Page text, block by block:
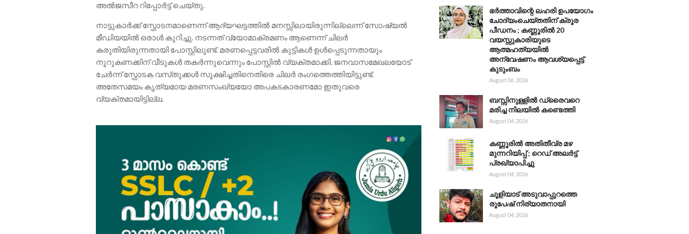
അൽജസീറ റിപ്പോർട്ട് ചെയ്തു.
നാട്ടുകാർക്ക് സ്ഫോടനമാണെന്ന് ആദ്യഘട്ടത്തിൽ മനസ്സിലായിരുന്നില്ലെന്ന് സോഷ്യൽ
മീഡിയയിൽ ഒരാൾ കുറിച്ചു. നടന്നത് വ്യോമാക്രമണം ആണെന്ന് ചിലർ
കരുതിയിരുന്നതായി പോസ്റ്റിലുണ്ട്. മരണപ്പെട്ടവരിൽ കുട്ടികൾ ഉൾപ്പെടുന്നതായും
നൂറുകണക്കിന് വീടുകൾ തകർന്നുവെന്നും പോസ്റ്റിൽ വ്യക്തമാക്കി. ജനവാസമേഖലയോട്
ചേർന്ന് സ്ഫോടക വസ്‌തുക്കൾ സൂക്ഷിച്ചതിനെതിരെ ചിലർ രംഗത്തെത്തിയിട്ടുണ്ട്.
അതേസമയം കൃത്യമായ മരണസംഖ്യയോ അപകടകാരണമോ ഇതുവരെ
വ്യക്തമായിട്ടില്ല.
ഭർത്താവിന്റെ ലഹരി ഉപയോഗം
ചോദ്യംചെയ്തതിന് ക്രൂര
പീഡനം ; കണ്ണൂരിൽ 20
വയസ്സുകാരിയുടെ
ആത്മഹത്യയിൽ
അന്വേഷണം ആവശ്യപ്പെട്ട്
കുടുംബം
August 06, 2026
ബസ്സിനുള്ളിൽ ഡ്രൈവറെ
മരിച്ച നിലയിൽ കണ്ടെത്തി
August 04, 2026
കണ്ണൂരിൽ അതിതീവ്ര മഴ
മുന്നറിയിപ്പ് ; റെഡ് അലർട്ട്
പ്രഖ്യാപിച്ചു
August 04, 2026
ചൂളിയാട് അടുവാപ്പുറത്തെ
രൂപേഷ് നിര്യാതനായി
August 04, 2026